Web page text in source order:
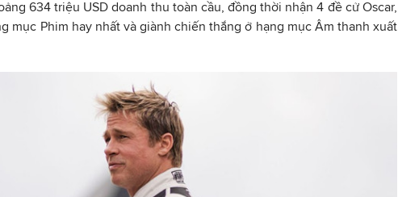
634 triệu USD doanh thu toàn cầu, đồng thời nhận 4 đề cử Oscar,
mục Phim hay nhất và giành chiến thắng ở hạng mục Âm thanh xuất